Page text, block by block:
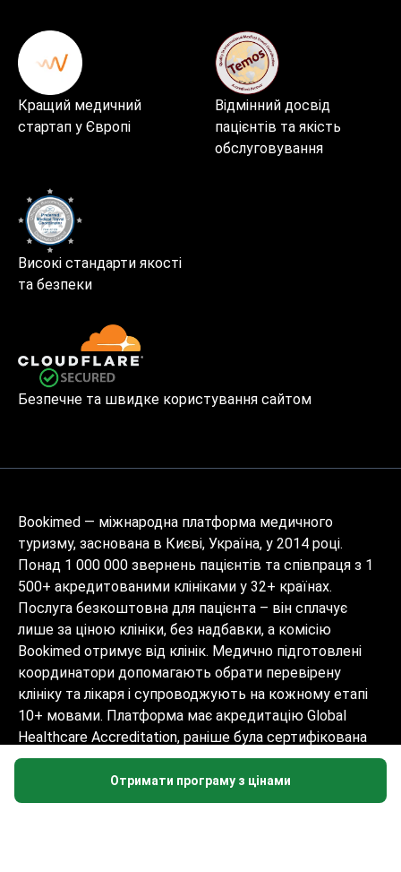
Отримати програму з цінами
Кращий медичний
стартап у Європі
Відмінний досвід
пацієнтів та якість
обслуговування
Високі стандарти якості
та безпеки
Безпечне та швидке користування сайтом
Bookimed — міжнародна платформа медичного
туризму, заснована в Києві, Україна, у 2014 році.
Понад 1 000 000 звернень пацієнтів та співпраця з 1
500+ акредитованими клініками у 32+ країнах.
Послуга безкоштовна для пацієнта – він сплачує
лише за ціною клініки, без надбавки, а комісію
Bookimed отримує від клінік. Медично підготовлені
координатори допомагають обрати перевірену
клініку та лікаря і супроводжують на кожному етапі
10+ мовами. Платформа має акредитацію Global
Healthcare Accreditation, раніше була сертифікована
Temos (2024–2025). Рейтинг 4.6 на Trustpilot та 4.4 на
Google Reviews.
Інформація на сайті не може бути